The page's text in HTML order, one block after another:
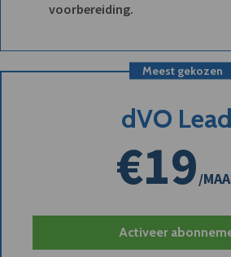
voorbereiding.
Meest gekozen
dVO
€19/
Activeer